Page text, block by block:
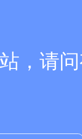
，请